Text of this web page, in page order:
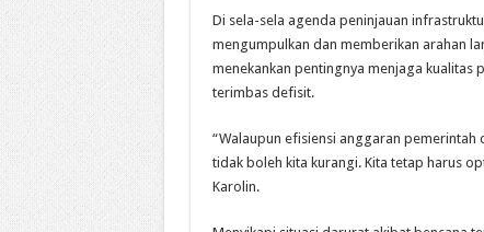
Di sela-sela agenda peninjauan
mengumpulkan dan memberikan arahan
menekankan pentingnya menjaga kualitas
terimbas defisit.
“Walaupun efisiensi anggaran pemerintah
tidak boleh kita kurangi. Kita tetap harus
Karolin.